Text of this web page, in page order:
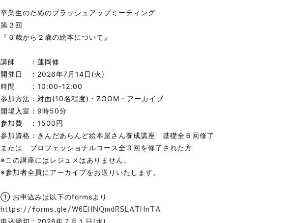
卒業生のためのブラッシュアップミーティング
第２回
『０歳から２歳の絵本について』
講師 ：蓮岡修
開催日 ：2026年7月14日(火)
時間 ：10:00-12:00
参加方法：対面(10名程度)・ZOOM・アーカイブ
開場入室：9時50分
参加費 ：1500円
参加資格：きんだあらんど絵本屋さん養成講座 基礎全６回修了
または プロフェッショナルコース全３回を修了された方
※この講座にはレジュメはありません。
※参加者全員にアーカイブをお送りいたします。
① お申込みは以下のformsより
https://forms.gle/W6EHNQmdRSLATHnTA
申込締切：2026年７月１日(水)